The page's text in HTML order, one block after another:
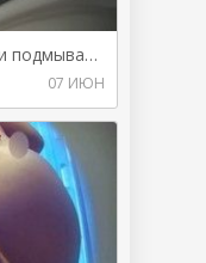
Женщина какает в туалете и подмывает задницу
07 ИЮН